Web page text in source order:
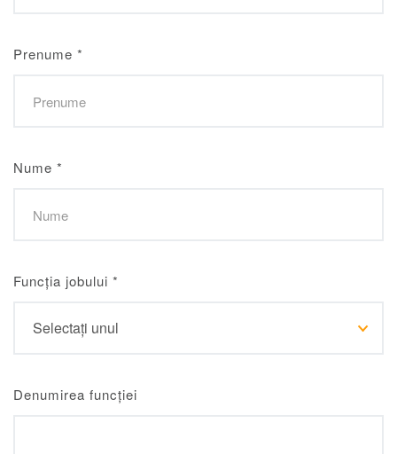
Prenume *
Nume *
Funcția jobului *
Denumirea funcției